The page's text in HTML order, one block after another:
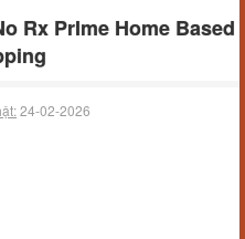
Rx PrIme Home Based
24-02-2026